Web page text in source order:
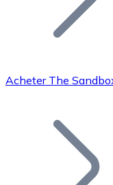
Bitcoin
Acheter The